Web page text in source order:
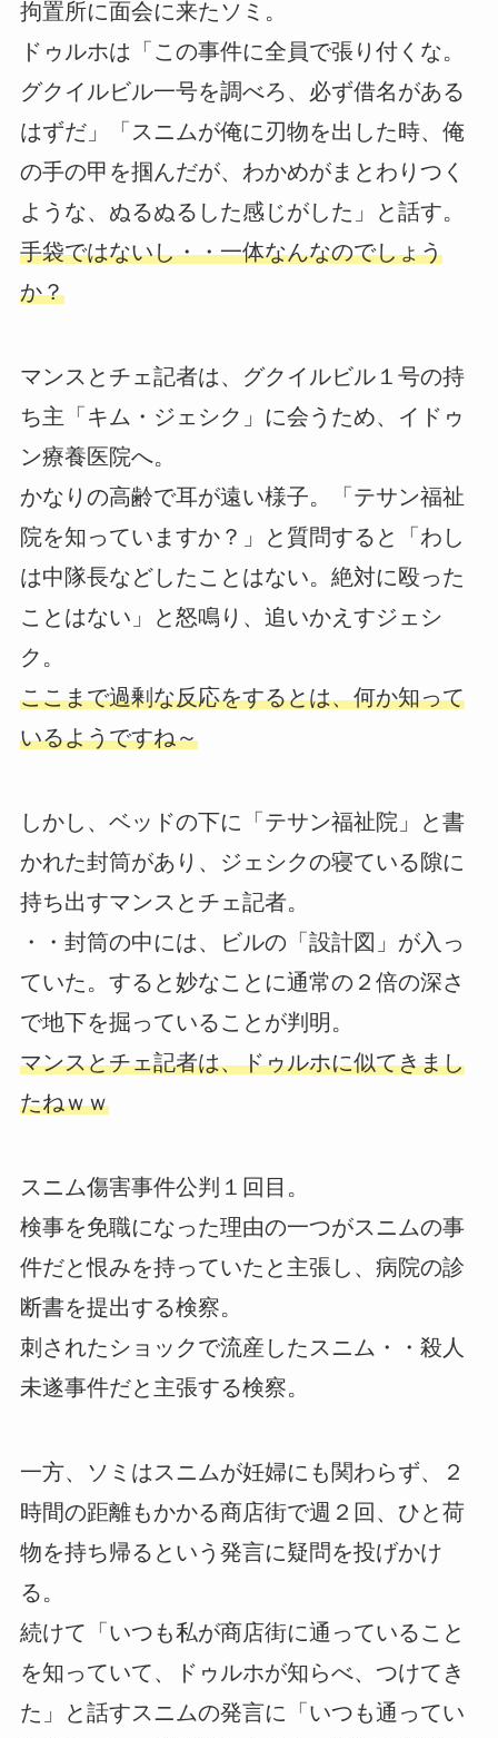
拘置所に面会に来たソミ。
ドゥルホは「この事件に全員で張り付くな。
グクイルビル一号を調べろ、必ず借名がある
はずだ」「スニムが俺に刃物を出した時、俺
の手の甲を掴んだが、わかめがまとわりつく
ような、ぬるぬるした感じがした」と話す。
手袋ではないし・・一体なんなのでしょう
か？
マンスとチェ記者は、グクイルビル１号の持
ち主「キム・ジェシク」に会うため、イドゥ
ン療養医院へ。
かなりの高齢で耳が遠い様子。「テサン福祉
院を知っていますか？」と質問すると「わし
は中隊長などしたことはない。絶対に殴った
ことはない」と怒鳴り、追いかえすジェシ
ク。
ここまで過剰な反応をするとは、何か知って
いるようですね～
しかし、ベッドの下に「テサン福祉院」と書
かれた封筒があり、ジェシクの寝ている隙に
持ち出すマンスとチェ記者。
・・封筒の中には、ビルの「設計図」が入っ
ていた。すると妙なことに通常の２倍の深さ
で地下を掘っていることが判明。
マンスとチェ記者は、ドゥルホに似てきまし
たねｗｗ
スニム傷害事件公判１回目。
検事を免職になった理由の一つがスニムの事
件だと恨みを持っていたと主張し、病院の診
断書を提出する検察。
刺されたショックで流産したスニム・・殺人
未遂事件だと主張する検察。
一方、ソミはスニムが妊婦にも関わらず、２
時間の距離もかかる商店街で週２回、ひと荷
物を持ち帰るという発言に疑問を投げかけ
る。
続けて「いつも私が商店街に通っていること
を知っていて、ドゥルホが知らべ、つけてき
た」と話すスニムの発言に「いつも通ってい